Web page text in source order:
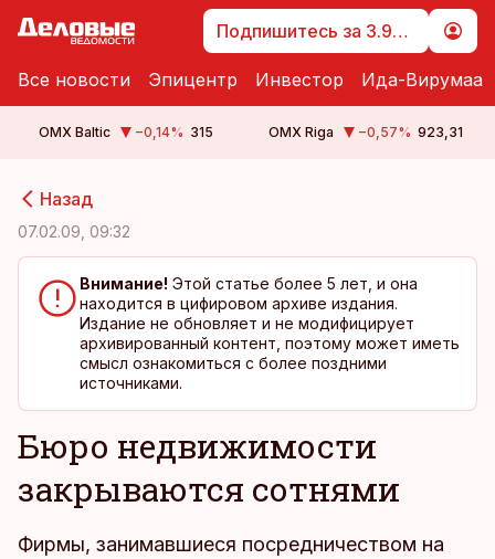
Подпишитесь за 3.99 €
Все новости Эпицентр Инвестор Ида-Вирумаа
OMX Baltic −0,14% 315 OMX Riga −0,57% 923,31
Назад
07.02.09, 09:32
Внимание! Этой статье более 5 лет, и она
находится в цифировом архиве издания.
Издание не обновляет и не модифицирует
архивированный контент, поэтому может иметь
смысл ознакомиться с более поздними
источниками.
Бюро недвижимости
закрываются сотнями
Фирмы, занимавшиеся посредничеством на